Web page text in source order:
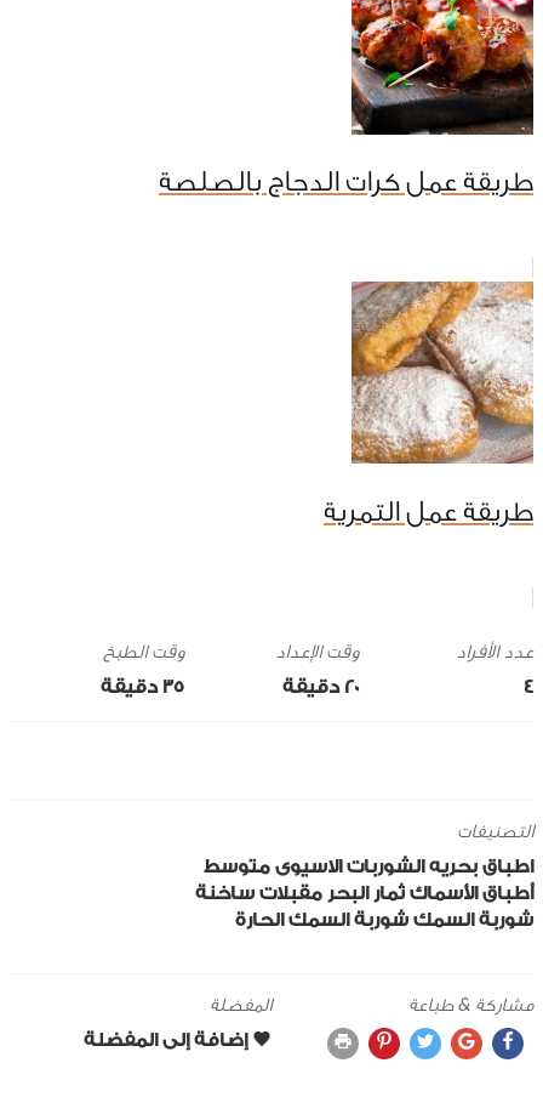
طريقة عمل كرات الدجاج بالصلصة
طريقة عمل التمرية
4
وقت الإعداد
20 ‎دقيقة
وقت الطبخ
35 ‎دقيقة
التصنيفات
اطباق بحريه الشوربات الاسيوى متوسط
أطباق الأسماك ثمار البحر مقبلات ساخنة
شوربة السمك شوربة السمك الحارة
مشاركة & طباعة المفضلة